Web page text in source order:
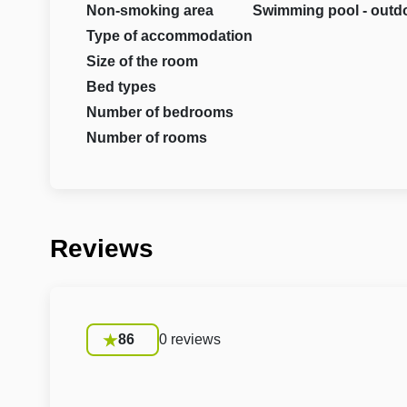
Non-smoking area
Type of accommodation
Size of the room
Bed types
Number of bedrooms
Number of rooms
Swimming pool -
Reviews
86 0 reviews